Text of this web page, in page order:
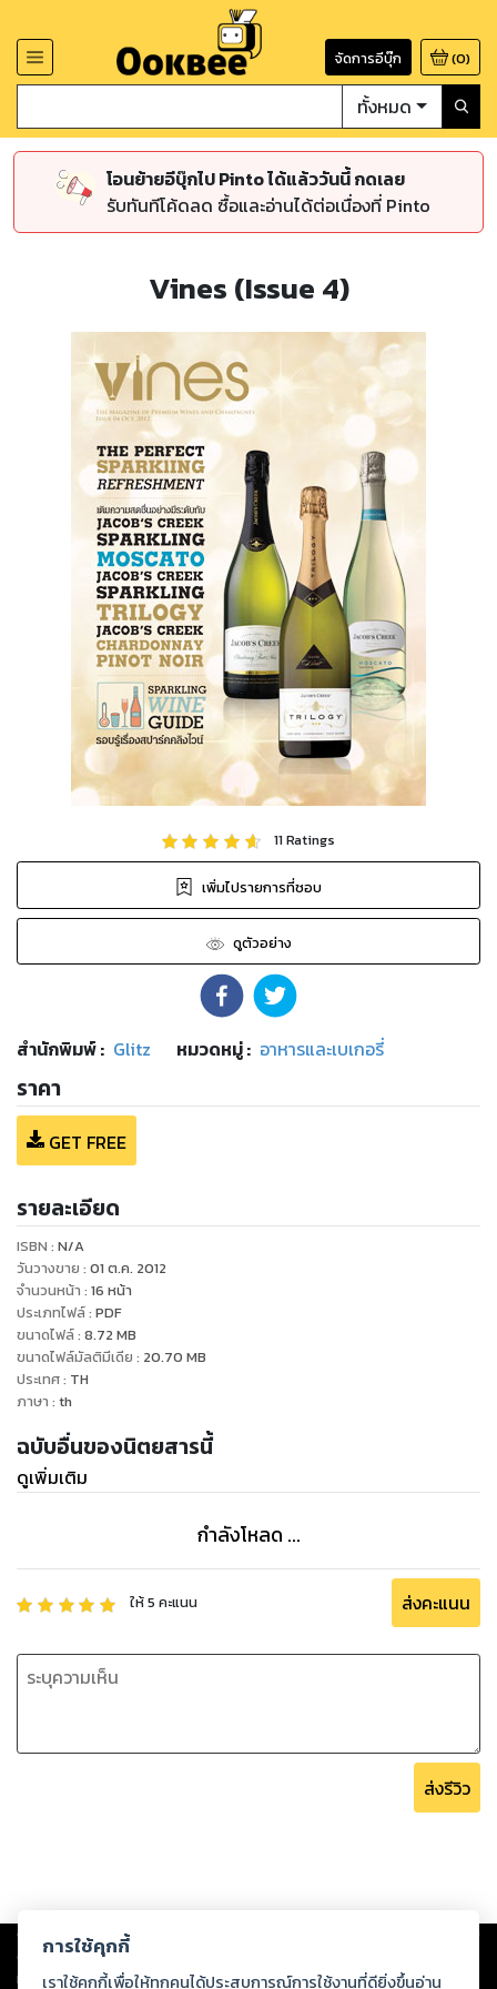
จัดการอีบุ๊ก (0)
ทั้งหมด
โอนย้ายอีบุ๊กไป Pinto ได้แล้ววันนี้ กดเลย
รับทันทีโค้ดลด ซื้อและอ่านได้ต่อเนื่องที่ Pinto
Vines (Issue 4)
11Ratings
เพิ่มไปรายการที่ชอบ
ดูตัวอย่าง
สำนักพิมพ์: Glitz หมวดหมู่: อาหารและเบเกอรี่
ราคา
GET FREE
รายละเอียด
ISBN : N/A
วันวางขาย : 01 ต.ค. 2012
จำนวนหน้า : 16 หน้า
ประเภทไฟล์: PDF
ขนาดไฟล์: 8.72 MB
ขนาดไฟล์มัลติมีเดีย : 20.70 MB
ประเทศ: TH
ภาษา : th
ฉบับอื่นของนิตยสารนี้
ดูเพิ่มเติม
กำลังโหลด ...
ให้5 คะแนน ส่งคะแนน
ส่งรีวิว
Copyright © 2026
ต่อผลงานหรือเนื้อหาใดที่อัปโหลดผ่านเว็บไซต์และปรากฏว่าละเมิดสิทธิใน
ทรัพย์สินทางปัญญาของบุคคลอื่นหรือขัดต่อกฎหมายและศีลธรรม ดังนั้น ผู้อ่าน
การใช้คุกกี้
เราใช้คุกกี้เพื่อให้ทุกคนได้ประสบการณ์การใช้งานที่ดียิ่งขึ้นอ่าน